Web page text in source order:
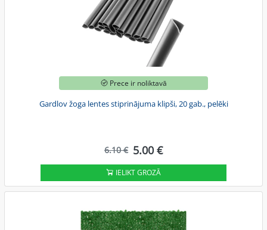
Prece ir noliktavā
Gardlov žoga lentes stiprinājuma klipši, 20 gab., pelēki
6.10 € 5.00 €
IELIKT GROZĀ